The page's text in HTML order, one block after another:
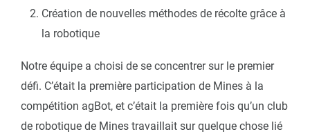
Création de nouvelles méthodes de récolte grâce à
la robotique
Notre équipe a choisi de se concentrer sur le premier
défi. C’était la première participation de Mines à la
compétition agBot, et c’était la première fois qu’un club
de robotique de Mines travaillait sur quelque chose lié